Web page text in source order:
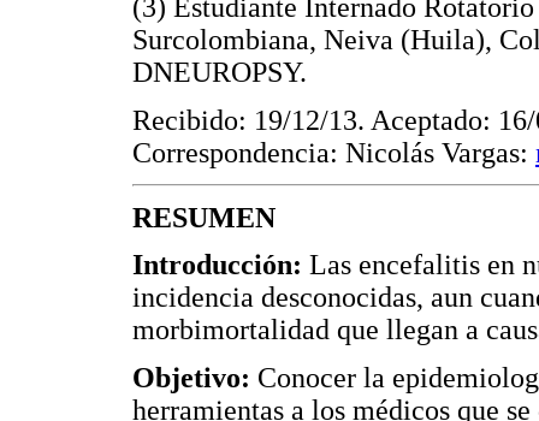
(3) Estudiante Internado
Surcolombiana, Neiva (Huila),
DNEUROPSY.
Recibido: 19/12/13. Aceptado:
Correspondencia: Nicolás Vargas:
RESUMEN
Introducción: Las encefalitis en
incidencia desconocidas, aun
morbimortalidad que llegan a
Objetivo: Conocer la
herramientas a los médicos que